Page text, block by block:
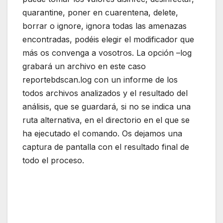
quarantine, poner en cuarentena, delete,
borrar o ignore, ignora todas las amenazas
encontradas, podéis elegir el modificador que
más os convenga a vosotros. La opción –log
grabará un archivo en este caso
reportebdscan.log con un informe de los
todos archivos analizados y el resultado del
análisis, que se guardará, si no se indica una
ruta alternativa, en el directorio en el que se
ha ejecutado el comando. Os dejamos una
captura de pantalla con el resultado final de
todo el proceso.